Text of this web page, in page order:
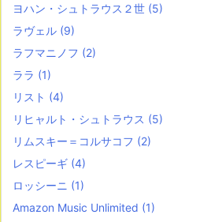
ヨハン・シュトラウス２世 (5)
ラヴェル (9)
ラフマニノフ (2)
ララ (1)
リスト (4)
リヒャルト・シュトラウス (5)
リムスキー＝コルサコフ (2)
レスピーギ (4)
ロッシーニ (1)
Amazon Music Unlimited (1)